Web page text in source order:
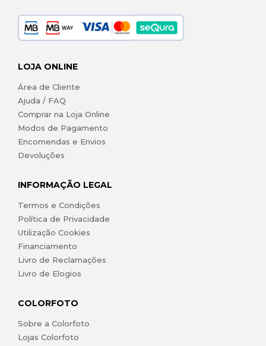
LOJA ONLINE
Área de Cliente
Ajuda / FAQ
Comprar na Loja Online
Modos de Pagamento
Encomendas e Envios
Devoluções
INFORMAÇÃO LEGAL
Termos e Condições
Política de Privacidade
Utilização Cookies
Financiamento
Livro de Reclamações
Livro de Elogios
COLORFOTO
Sobre a Colorfoto
Lojas Colorfoto